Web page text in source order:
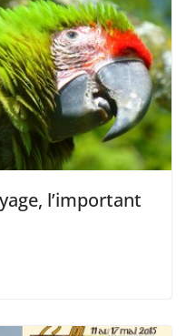
l’important